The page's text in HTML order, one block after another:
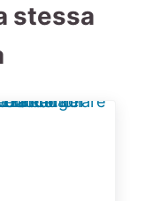
stessa